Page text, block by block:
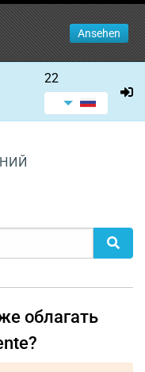
Ansehen
22
облагать